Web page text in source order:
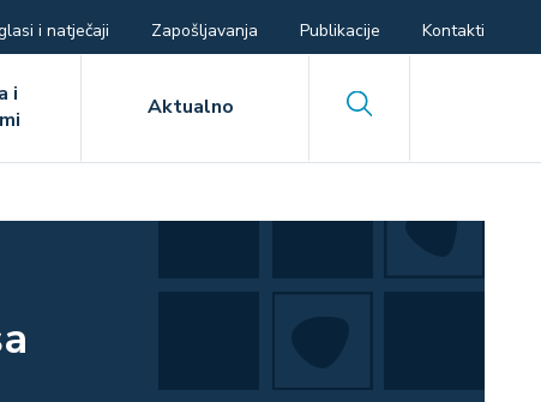
i natječaji Zapošljavanja Publikacije Kontakti
i
Aktualno Search